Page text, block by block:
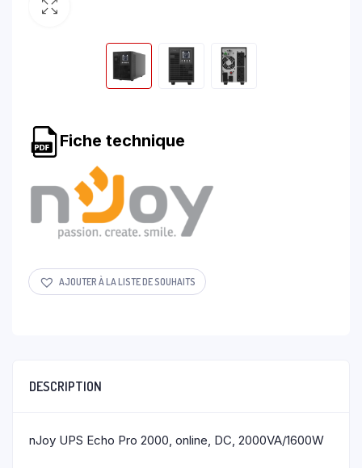
Fiche technique
AJOUTER À LA LISTE DE SOUHAITS
DESCRIPTION
nJoy UPS Echo Pro 2000, online, DC, 2000VA/1600W